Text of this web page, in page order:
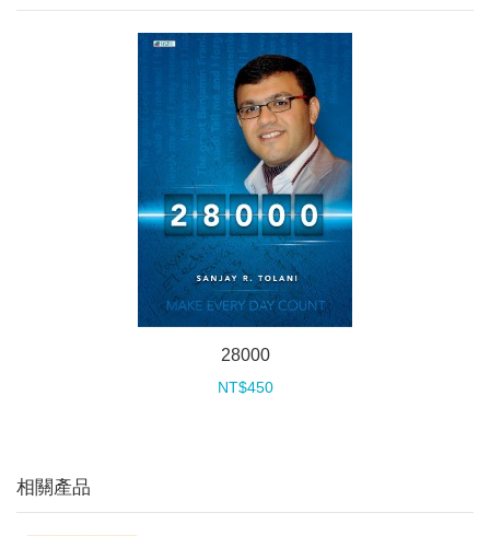
28000
NT$450
相關產品